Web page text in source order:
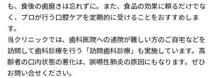
も、食後の歯磨きは忘れずに。また、食品の効果に頼るだけでな
く、プロが行う口腔ケアを定期的に受けることをおすすめしま
す。
当クリニックでは、歯科医院への通院が難しい方のご自宅などを
訪問して歯科診療を行う「訪問歯科診療」も実施しています。高
齢者の口内状態の悪化は、誤嚥性肺炎の原因にもなります。ぜひ
お問い合せください。